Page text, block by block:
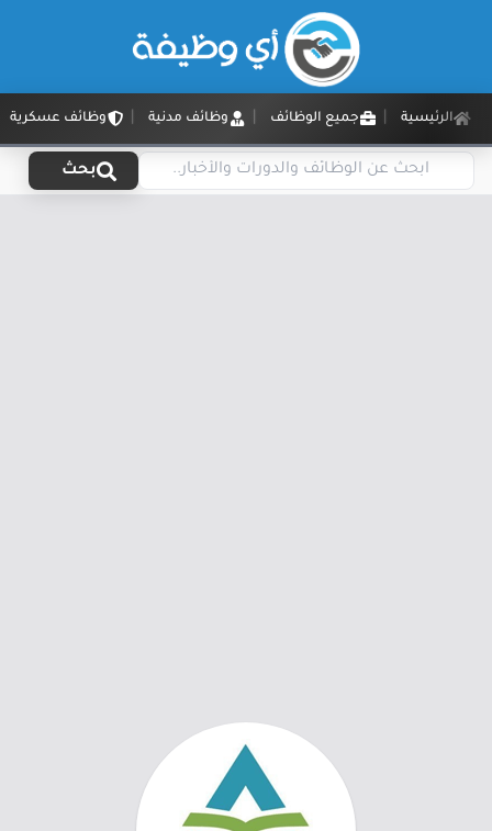
الرئيسية جميع الوظائف وظائف مدنية وظائف عسكرية
بحث